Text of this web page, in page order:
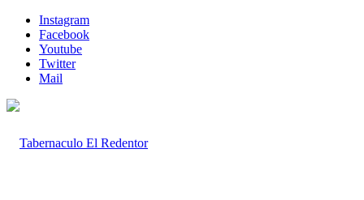
Instagram
Facebook
Youtube
Twitter
Mail